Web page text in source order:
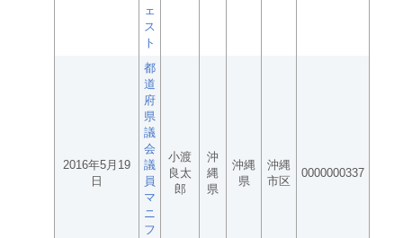
ェ
ス
ト
2016年5月19
日
都
道
府
県
議
会
議
員
マ
ニ
フ
小渡
良太
郎
沖
縄
県
沖縄
県
沖縄
市区
0000000337